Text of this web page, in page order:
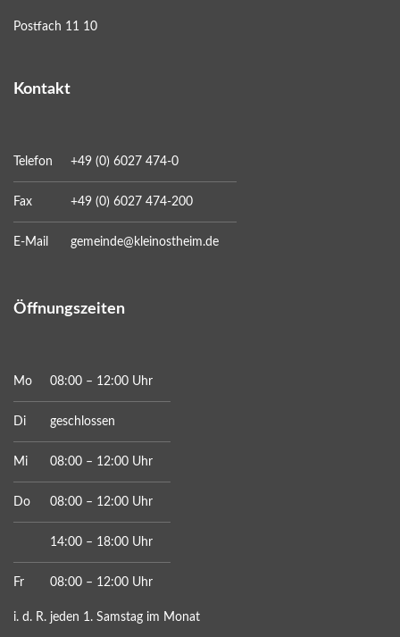
Postfach 11 10
Kontakt
Telefon +49 (0) 6027 474-0
Fax +49 (0) 6027 474-200
E-Mail gemeinde@kleinostheim.de
Öffnungszeiten
Mo 08:00 – 12:00 Uhr
Di geschlossen
Mi 08:00 – 12:00 Uhr
Do 08:00 – 12:00 Uhr
14:00 – 18:00 Uhr
Fr 08:00 – 12:00 Uhr
i. d. R. jeden 1. Samstag im Monat